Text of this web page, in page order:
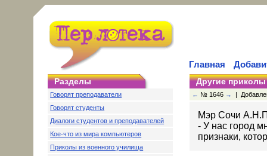
Главная
Разделы
Говорят преподаватели
Говорят студенты
Диалоги студентов и преподавателей
Кое-что из мира компьютеров
Приколы из военного училища
Другие
← № 1646 → |
Мэр Сочи
- У нас город
признаки,